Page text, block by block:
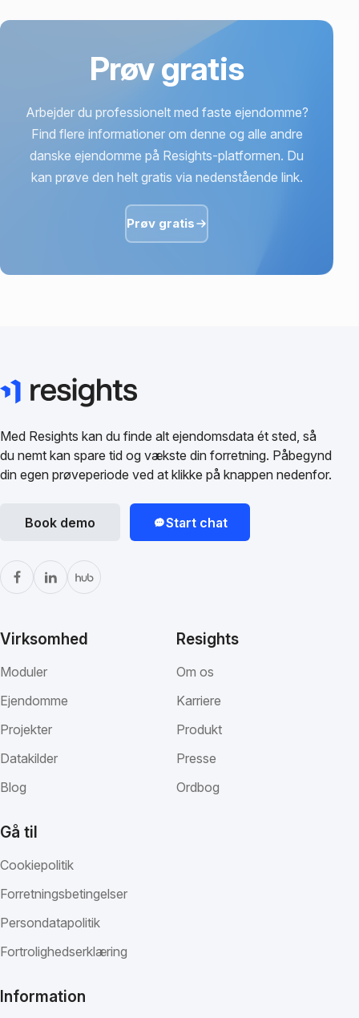
Prøv gratis
Arbejder du professionelt med faste ejendomme?
Find flere informationer om denne og alle andre
danske ejendomme på Resights-platformen. Du
kan prøve den helt gratis via nedenstående link.
Prøv gratis
Med Resights kan du finde alt ejendomsdata ét sted, så
du nemt kan spare tid og vækste din forretning. Påbegynd
din egen prøveperiode ved at klikke på knappen nedenfor.
Book demo Start chat
Virksomhed
Moduler
Ejendomme
Projekter
Datakilder
Blog
Resights
Om os
Karriere
Produkt
Presse
Ordbog
Gå til
Cookiepolitik
Forretningsbetingelser
Persondatapolitik
Fortrolighedserklæring
Information